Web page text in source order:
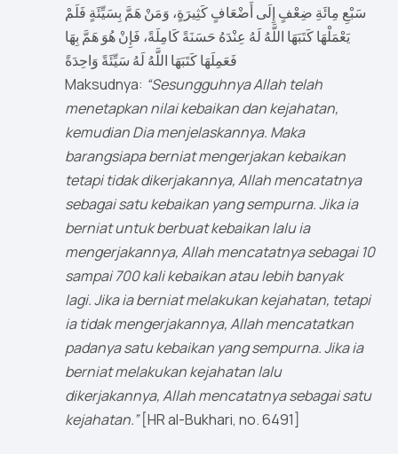
سَبْعِ مِائَةِ ضِعْفٍ إِلَى أَضْعَافٍ كَثِيرَةٍ، وَمَنْ هَمَّ بِسَيِّئَةٍ فَلَمْ
يَعْمَلْهَا كَتَبَهَا اللَّهُ لَهُ عِنْدَهُ حَسَنَةً كَامِلَةً، فَإِنْ هُوَ هَمَّ بِهَا
فَعَمِلَهَا كَتَبَهَا اللَّهُ لَهُ سَيِّئَةً وَاحِدَةً
Maksudnya: “Sesungguhnya Allah telah
menetapkan nilai kebaikan dan kejahatan,
kemudian Dia menjelaskannya. Maka
barangsiapa berniat mengerjakan kebaikan
tetapi tidak dikerjakannya, Allah mencatatnya
sebagai satu kebaikan yang sempurna. Jika ia
berniat untuk berbuat kebaikan lalu ia
mengerjakannya, Allah mencatatnya sebagai 10
sampai 700 kali kebaikan atau lebih banyak
lagi. Jika ia berniat melakukan kejahatan, tetapi
ia tidak mengerjakannya, Allah mencatatkan
padanya satu kebaikan yang sempurna. Jika ia
berniat melakukan kejahatan lalu
dikerjakannya, Allah mencatatnya sebagai satu
kejahatan.”[HR al-Bukhari, no. 6491]